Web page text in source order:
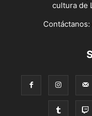
cultura de
Contáctanos: